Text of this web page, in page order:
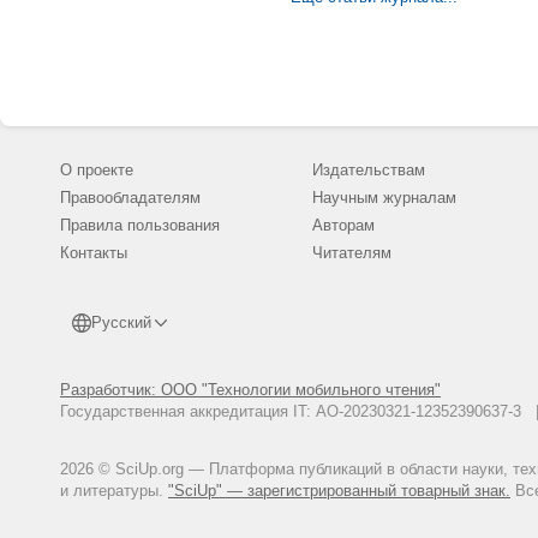
О проекте
Правообладателям
Правила пользования
Контакты
Русский
Разработчик: ООО "Технологии мобильного чтения"
Государственная аккредитация IT: АО-20230321-
2026 © SciUp.org — Платформа публикаций в области науки,
и литературы. "SciUp" — зарегистрированный товарный знак.
Издательствам
Научным журналам
Авторам
Читателям